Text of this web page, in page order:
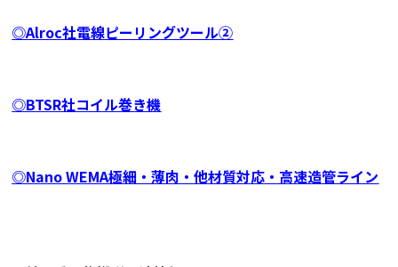
◎Alroc社電線ピーリングツール②
◎BTSR社コイル巻き機
◎Nano WEMA極細・薄肉・他材質対応・高速造管ライン